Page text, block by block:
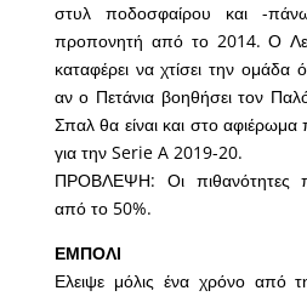
στυλ ποδοσφαίρου και -
προπονητή από το 2014. Ο
καταφέρει να χτίσει την ομάδα
αν ο Πετάνια βοηθήσει τον
Σπαλ θα είναι και στο αφιέρωμα
για την Serie A 2019-20.
ΠΡΟΒΛΕΨΗ: Οι πιθανότητες
από το 50%.
ΕΜΠΟΛΙ
Ελειψε μόλις ένα χρόνο από